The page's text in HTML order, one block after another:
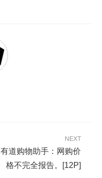
NEXT
有道购物助手：网购价
格不完全报告。[12P]